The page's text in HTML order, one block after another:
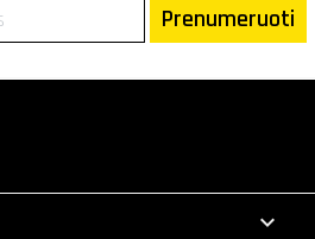
Prenumeruoti
